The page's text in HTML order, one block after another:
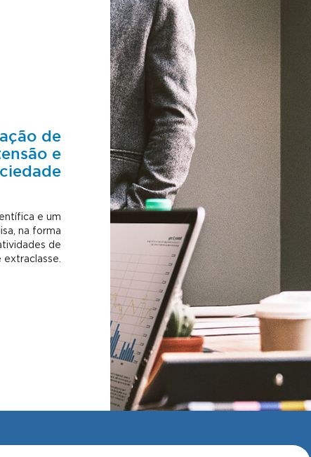
de
e
e um
na forma
de
extraclasse.